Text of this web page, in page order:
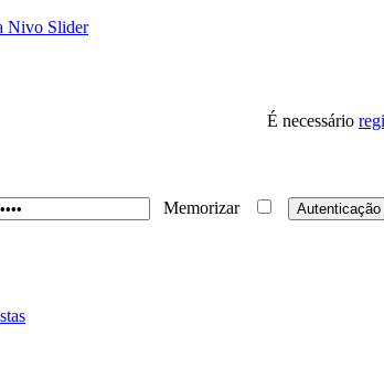
É necessário
Memorizar